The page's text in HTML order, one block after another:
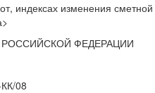
индексах изменения сметной
ФЕДЕРАЦИИ
08